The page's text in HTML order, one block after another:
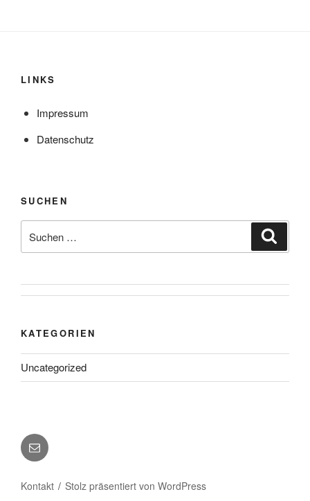
LINKS
Impressum
Datenschutz
SUCHEN
nach:
KATEGORIEN
Uncategorized
E-
Mail
Kontakt Stolz präsentiert von WordPress